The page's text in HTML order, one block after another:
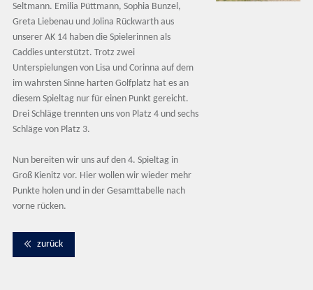
Seltmann. Emilia Püttmann, Sophia Bunzel,
Greta Liebenau und Jolina Rückwarth aus
unserer AK 14 haben die Spielerinnen als
Caddies unterstützt. Trotz zwei
Unterspielungen von Lisa und Corinna auf dem
im wahrsten Sinne harten Golfplatz hat es an
diesem Spieltag nur für einen Punkt gereicht.
Drei Schläge trennten uns von Platz 4 und sechs
Schläge von Platz 3.
Nun bereiten wir uns auf den 4. Spieltag in
Groß Kienitz vor. Hier wollen wir wieder mehr
Punkte holen und in der Gesamttabelle nach
vorne rücken.
zurück